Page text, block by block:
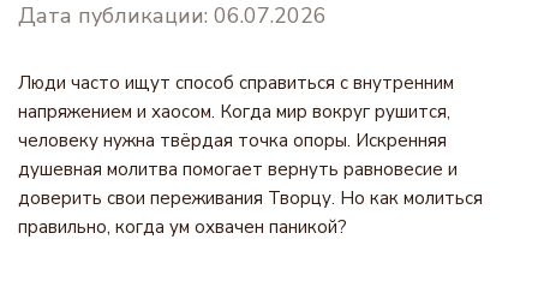
Дата публикации: 06.07.2026
Люди часто ищут способ справиться с внутренним
напряжением и хаосом. Когда мир вокруг рушится,
человеку нужна твёрдая точка опоры. Искренняя
душевная молитва помогает вернуть равновесие и
доверить свои переживания Творцу. Но как молиться
правильно, когда ум охвачен паникой?